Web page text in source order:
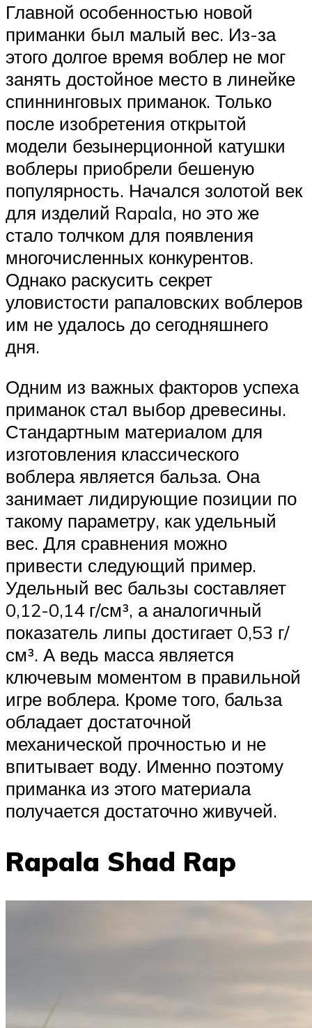
Главной особенностью новой
приманки был малый вес. Из-за
этого долгое время воблер не мог
занять достойное место в линейке
спиннинговых приманок. Только
после изобретения открытой
модели безынерционной катушки
воблеры приобрели бешеную
популярность. Начался золотой век
для изделий Rapala, но это же
стало толчком для появления
многочисленных конкурентов.
Однако раскусить секрет
уловистости рапаловских воблеров
им не удалось до сегодняшнего
дня.
Одним из важных факторов успеха
приманок стал выбор древесины.
Стандартным материалом для
изготовления классического
воблера является бальза. Она
занимает лидирующие позиции по
такому параметру, как удельный
вес. Для сравнения можно
привести следующий пример.
Удельный вес бальзы составляет
0,12-0,14 г/см³, а аналогичный
показатель липы достигает 0,53 г/
см³. А ведь масса является
ключевым моментом в правильной
игре воблера. Кроме того, бальза
обладает достаточной
механической прочностью и не
впитывает воду. Именно поэтому
приманка из этого материала
получается достаточно живучей.
Rapala Shad Rap